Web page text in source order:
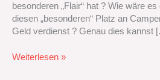
besonderen „Flair“ hat ? Wie wäre
diesen „besonderen“ Platz an
Geld verdienst ? Genau dies kannst
Weiterlesen »